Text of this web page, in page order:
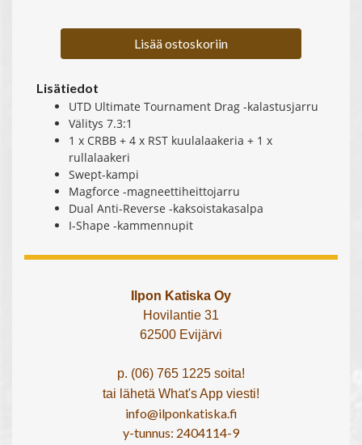
Lisää ostoskoriin
Lisätiedot
UTD Ultimate Tournament Drag -kalastusjarru
Välitys 7.3:1
1 x CRBB + 4 x RST kuulalaakeria + 1 x
rullalaakeri
Swept-kampi
Magforce -magneettiheittojarru
Dual Anti-Reverse -kaksoistakasalpa
I-Shape -kammennupit
Ilpon Katiska Oy
Hovilantie 31
62500 Evijärvi
p. (06) 765 1225 soita!
tai lähetä What's App viesti!
info@ilponkatiska.fi
y-tunnus: 2404114-9